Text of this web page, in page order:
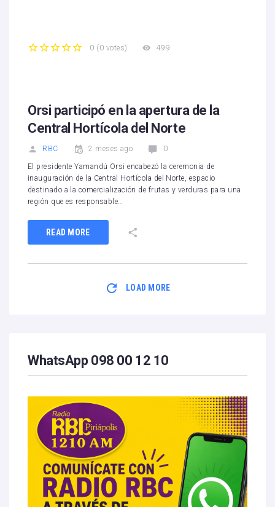
0 ( 0 votes) 499
Orsi participó en la apertura de la
Central Hortícola del Norte
RBC 2 meses ago 0
El presidente Yamandú Orsi encabezó la ceremonia de
inauguración de la Central Hortícola del Norte, espacio
destinado a la comercialización de frutas y verduras para una
región que es responsable…
READ MORE
LOAD MORE
WhatsApp 098 00 12 10